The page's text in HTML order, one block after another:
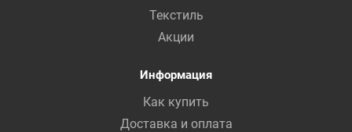
Текстиль
Акции
Информация
Как купить
Доставка и оплата